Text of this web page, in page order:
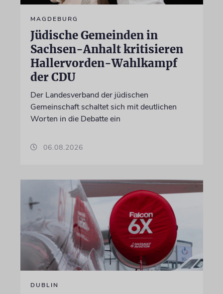
MAGDEBURG
Jüdische Gemeinden in
Sachsen-Anhalt kritisieren
Hallervorden-Wahlkampf
der CDU
Der Landesverband der jüdischen
Gemeinschaft schaltet sich mit deutlichen
Worten in die Debatte ein
06.08.2026
DUBLIN